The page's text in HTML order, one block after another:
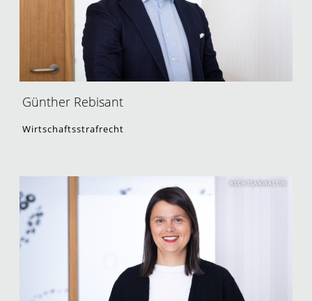
Günther Rebisant
Wirtschaftsstrafrecht
RECHTSANWÄLTIN